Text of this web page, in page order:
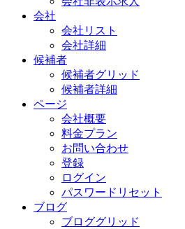
会社
会社リスト
会社詳細
候補者
候補者グリッド
候補者詳細
ページ
会社概要
料金プラン
お問い合わせ
登録
ログイン
パスワードリセット
ブログ
ブロググリッド